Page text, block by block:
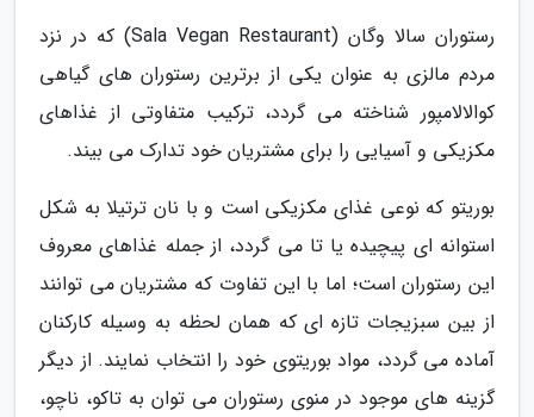
رستوران سالا وگان (Sala Vegan Restaurant) که در نزد
مردم مالزی به عنوان یکی از برترین رستوران های گیاهی
کوالالامپور شناخته می گردد، ترکیب متفاوتی از غذاهای
مکزیکی و آسیایی را برای مشتریان خود تدارک می بیند.
بوریتو که نوعی غذای مکزیکی است و با نان ترتیلا به شکل
استوانه ای پیچیده یا تا می گردد، از جمله غذاهای معروف
این رستوران است؛ اما با این تفاوت که مشتریان می توانند
از بین سبزیجات تازه ای که همان لحظه به وسیله کارکنان
آماده می گردد، مواد بوریتوی خود را انتخاب نمایند. از دیگر
گزینه های موجود در منوی رستوران می توان به تاکو، ناچو،